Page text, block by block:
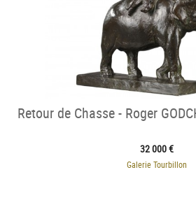
Retour de Chasse - Roger
32 000 €
Galerie Tourbillon